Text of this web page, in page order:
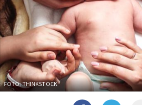
FOTO: THINKSTOCK